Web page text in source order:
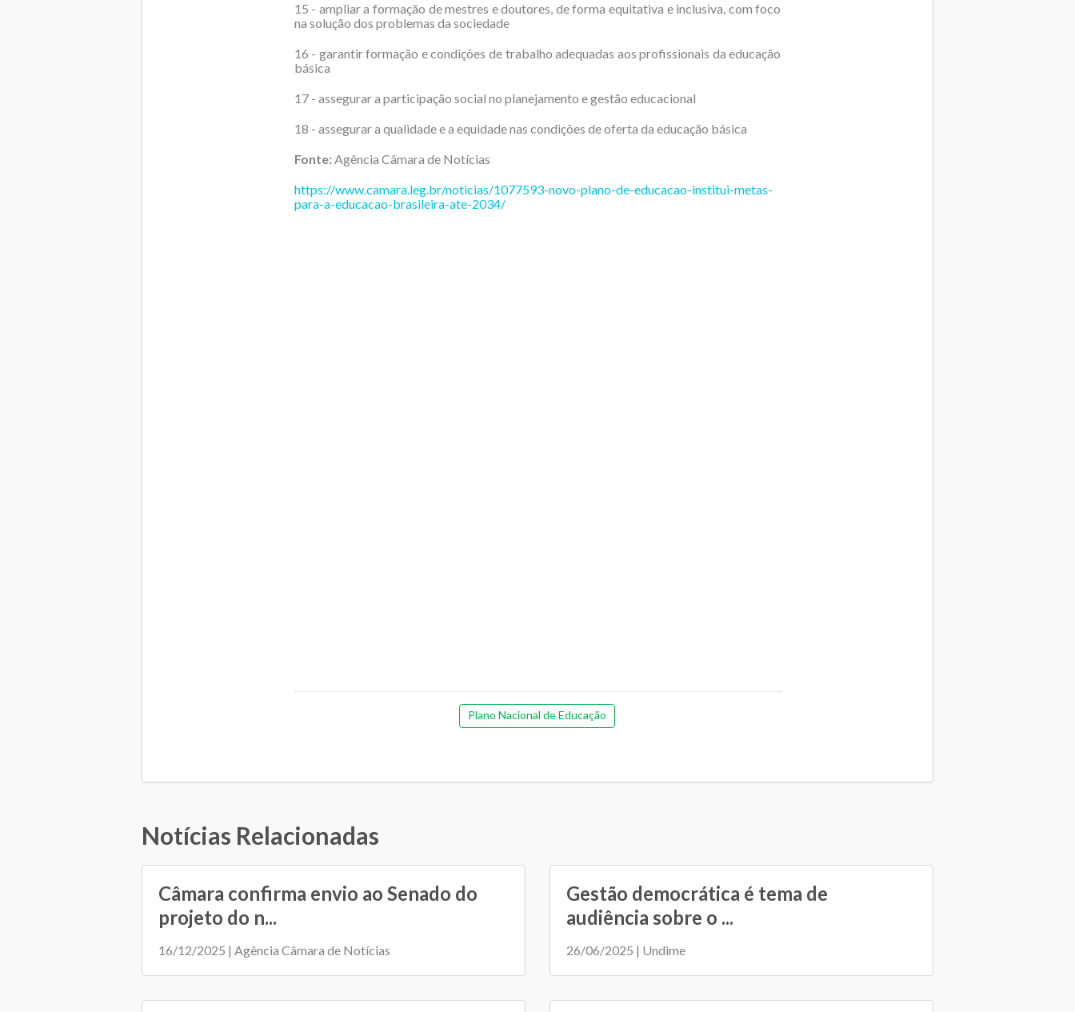
15 - ampliar a formação de mestres e doutores, de forma equitativa e inclusiva, com foco
na solução dos problemas da sociedade
16 - garantir formação e condições de trabalho adequadas aos profissionais da educação
básica
17 - assegurar a participação social no planejamento e gestão educacional
18 - assegurar a qualidade e a equidade nas condições de oferta da educação básica
Fonte: Agência Câmara de Notícias
https://www.camara.leg.br/noticias/1077593-novo-plano-de-educacao-institui-metas-
para-a-educacao-brasileira-ate-2034/
Plano Nacional de Educação
Notícias Relacionadas
Câmara confirma envio ao Senado do
projeto do n...
16/12/2025 | Agência Câmara de Notícias
Gestão democrática é tema de
audiência sobre o ...
26/06/2025 | Undime